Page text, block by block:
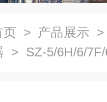
页 > 产品展示
> SZ-5/6H/6/